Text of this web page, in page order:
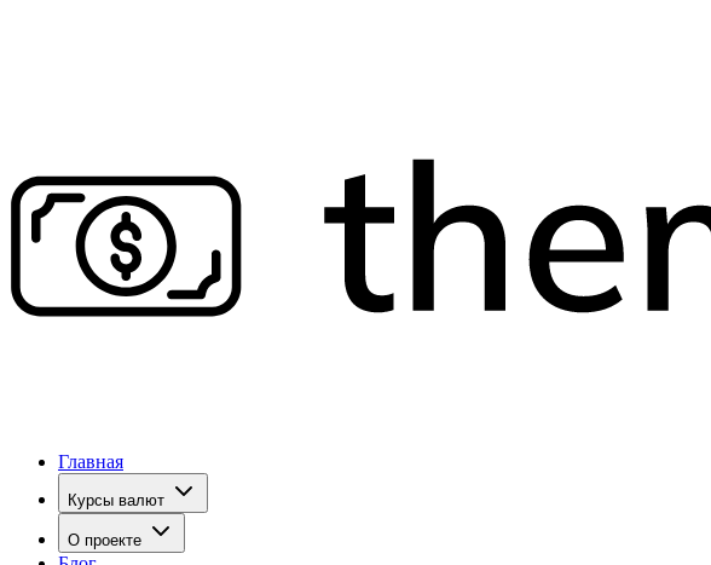
Главная
Курсы валют
О проекте